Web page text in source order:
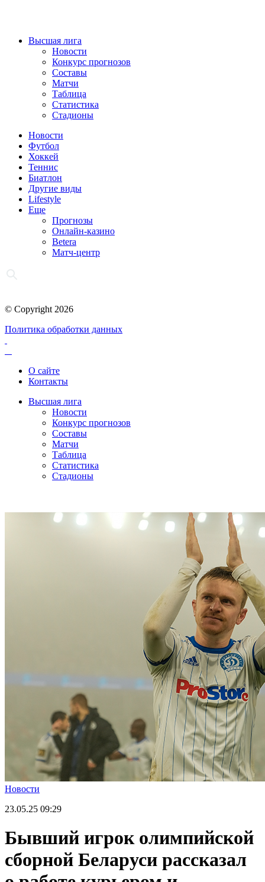
Высшая лига
Новости
Конкурс прогнозов
Составы
Матчи
Таблица
Статистика
Стадионы
Новости
Футбол
Хоккей
Теннис
Биатлон
Другие виды
Lifestyle
Еще
Прогнозы
Онлайн-казино
Betera
Матч-центр
© Copyright 2026
Политика обработки данных
О сайте
Контакты
Высшая лига
Новости
Конкурс прогнозов
Составы
Матчи
Таблица
Статистика
Стадионы
Новости
23.05.25 09:29
Бывший игрок олимпийской
сборной Беларуси рассказал